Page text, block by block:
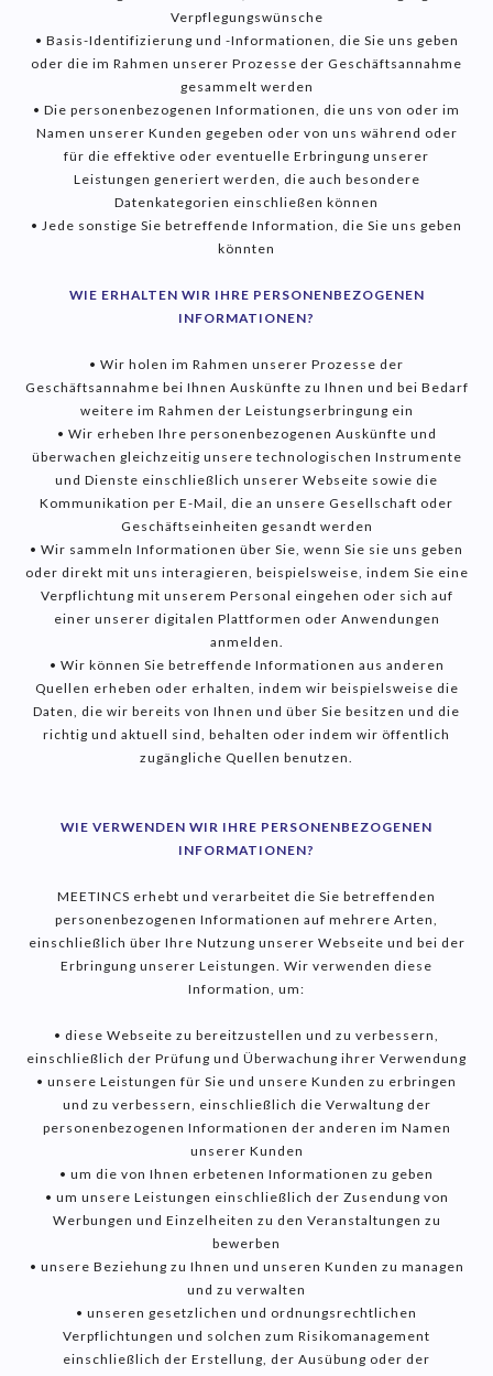
Verpflegungswünsche
• Basis-Identifizierung und -Informationen, die Sie uns geben
oder die im Rahmen unserer Prozesse der Geschäftsannahme
gesammelt werden
• Die personenbezogenen Informationen, die uns von oder im
Namen unserer Kunden gegeben oder von uns während oder
für die effektive oder eventuelle Erbringung unserer
Leistungen generiert werden, die auch besondere
Datenkategorien einschließen können
• Jede sonstige Sie betreffende Information, die Sie uns geben
könnten
WIE ERHALTEN WIR IHRE PERSONENBEZOGENEN
INFORMATIONEN?
• Wir holen im Rahmen unserer Prozesse der
Geschäftsannahme bei Ihnen Auskünfte zu Ihnen und bei Bedarf
weitere im Rahmen der Leistungserbringung ein
• Wir erheben Ihre personenbezogenen Auskünfte und
überwachen gleichzeitig unsere technologischen Instrumente
und Dienste einschließlich unserer Webseite sowie die
Kommunikation per E-Mail, die an unsere Gesellschaft oder
Geschäftseinheiten gesandt werden
• Wir sammeln Informationen über Sie, wenn Sie sie uns geben
oder direkt mit uns interagieren, beispielsweise, indem Sie eine
Verpflichtung mit unserem Personal eingehen oder sich auf
einer unserer digitalen Plattformen oder Anwendungen
anmelden.
• Wir können Sie betreffende Informationen aus anderen
Quellen erheben oder erhalten, indem wir beispielsweise die
Daten, die wir bereits von Ihnen und über Sie besitzen und die
richtig und aktuell sind, behalten oder indem wir öffentlich
zugängliche Quellen benutzen.
WIE VERWENDEN WIR IHRE PERSONENBEZOGENEN
INFORMATIONEN?
MEETINCS erhebt und verarbeitet die Sie betreffenden
personenbezogenen Informationen auf mehrere Arten,
einschließlich über Ihre Nutzung unserer Webseite und bei der
Erbringung unserer Leistungen. Wir verwenden diese
Information, um:
• diese Webseite zu bereitzustellen und zu verbessern,
einschließlich der Prüfung und Überwachung ihrer Verwendung
• unsere Leistungen für Sie und unsere Kunden zu erbringen
und zu verbessern, einschließlich die Verwaltung der
personenbezogenen Informationen der anderen im Namen
unserer Kunden
• um die von Ihnen erbetenen Informationen zu geben
• um unsere Leistungen einschließlich der Zusendung von
Werbungen und Einzelheiten zu den Veranstaltungen zu
bewerben
• unsere Beziehung zu Ihnen und unseren Kunden zu managen
und zu verwalten
• unseren gesetzlichen und ordnungsrechtlichen
Verpflichtungen und solchen zum Risikomanagement
einschließlich der Erstellung, der Ausübung oder der